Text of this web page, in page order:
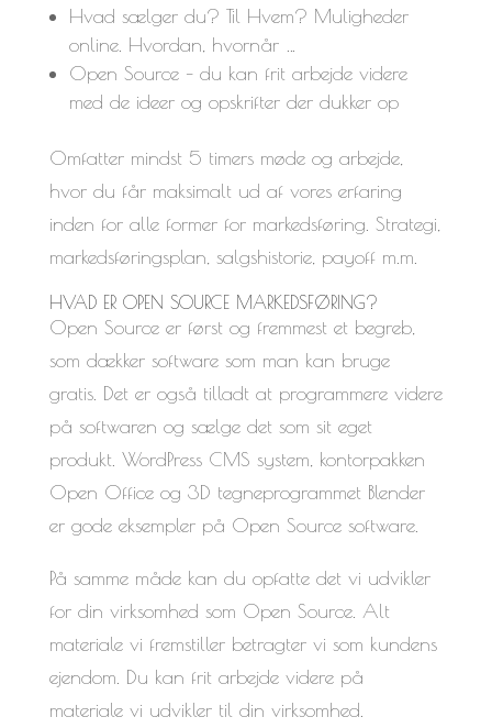
Hvad sælger du? Til Hvem? Muligheder
online. Hvordan, hvornår …
Open Source – du kan frit arbejde videre
med de ideer og opskrifter der dukker op
Omfatter mindst 5 timers møde og arbejde,
hvor du får maksimalt ud af vores erfaring
inden for alle former for markedsføring. Strategi,
markedsføringsplan, salgshistorie, payoff m.m.
HVAD ER OPEN SOURCE MARKEDSFØRING?
Open Source er først og fremmest et begreb,
som dækker software som man kan bruge
gratis. Det er også tilladt at programmere videre
på softwaren og sælge det som sit eget
produkt. WordPress CMS system, kontorpakken
Open Office og 3D tegneprogrammet Blender
er gode eksempler på Open Source software.
På samme måde kan du opfatte det vi udvikler
for din virksomhed som Open Source. Alt
materiale vi fremstiller betragter vi som kundens
ejendom. Du kan frit arbejde videre på
materiale vi udvikler til din virksomhed.